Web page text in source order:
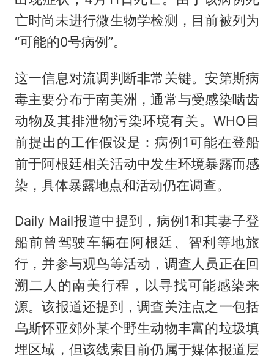
亡时尚未进行微生物学检测，目前被列为
“可能的0号病例”。
这一信息对流调判断非常关键。安第斯病
毒主要分布于南美洲，通常与受感染啮齿
动物及其排泄物污染环境有关。WHO目
前提出的工作假设是：病例1可能在登船
前于阿根廷相关活动中发生环境暴露而感
染，具体暴露地点和活动仍在调查。
Daily Mail报道中提到，病例1和其妻子登
船前曾驾驶车辆在阿根廷、智利等地旅
行，并参与观鸟等活动，调查人员正在回
溯二人的南美行程，以寻找可能感染来
源。该报道还提到，调查关注点之一包括
乌斯怀亚郊外某个野生动物丰富的垃圾填
埋区域，但该线索目前仍属于媒体报道层